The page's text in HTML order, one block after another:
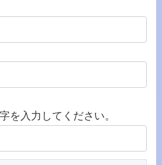
を入力してください。